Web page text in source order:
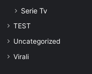
Serie Tv
TEST
Uncategorized
Virali